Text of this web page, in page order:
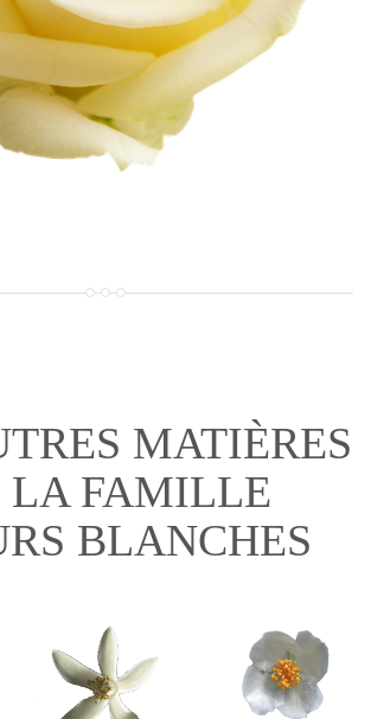
MATIÈRES
LA FAMILLE
BLANCHES